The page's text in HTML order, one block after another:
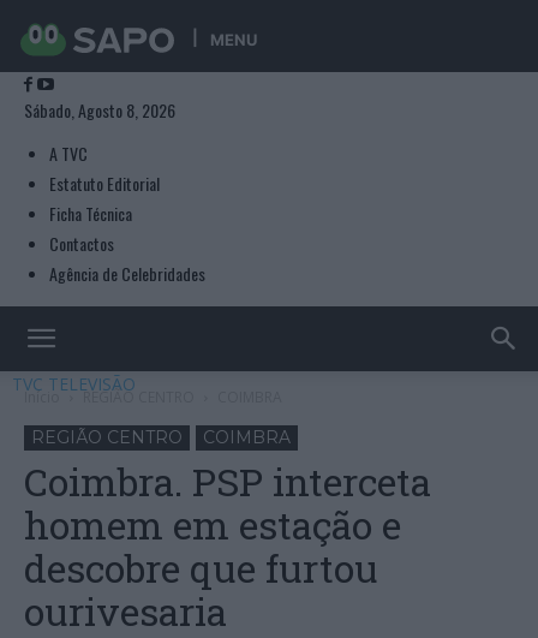
MENU
Sábado, Agosto 8, 2026
A TVC
Estatuto Editorial
Ficha Técnica
Contactos
Agência de Celebridades
TVC TELEVISÃO
Início REGIÃO CENTRO
REGIÃO CENTRO COIMBRA
Coimbra. PSP interceta
homem em estação e
descobre que furtou
ourivesaria